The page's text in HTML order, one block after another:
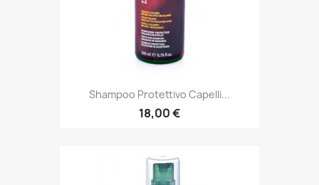
Shampoo Protettivo Capelli...
18,00 €